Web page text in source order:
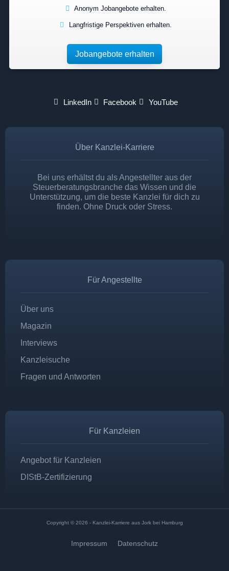
Anonym Jobangebote erhalten.
Langfristige Perspektiven erhalten.
Jobangebote erhalten
LinkedIn Facebook YouTube
Über Kanzlei-Karriere
Bei uns erhältst du als Angestellter aus der
Steuerberatungsbranche das Wissen und die
Unterstützung, um die beste Kanzlei für dich zu
finden. Ohne Druck oder Stress.
Für Angestellte
Über uns
Magazin
Interviews
Kanzleisuche
Fragen und Antworten
Für Kanzleien
Angebot für Kanzleien
DIStB-Zertifizierung
Copyright © 2026 - Kanzlei-Karriere aus Jork bei Hamburg
Impressum Datenschutz